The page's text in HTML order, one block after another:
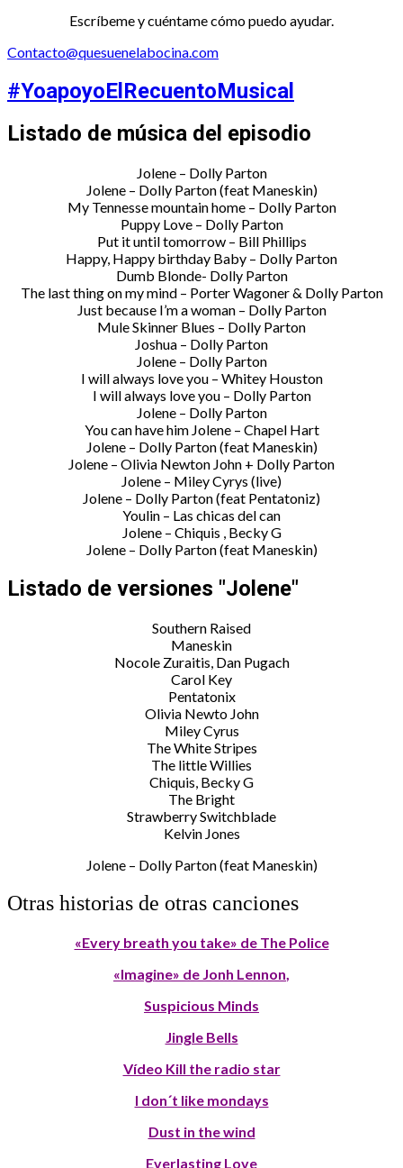
Escríbeme y cuéntame cómo puedo ayudar.
Contacto@quesuenelabocina.com
#YoapoyoElRecuentoMusical
Listado de música del episodio
Jolene – Dolly Parton
Jolene – Dolly Parton (feat Maneskin)
My Tennesse mountain home – Dolly Parton
Puppy Love – Dolly Parton
Put it until tomorrow – Bill Phillips
Happy, Happy birthday Baby – Dolly Parton
Dumb Blonde- Dolly Parton
The last thing on my mind – Porter Wagoner & Dolly Parton
Just because I’m a woman – Dolly Parton
Mule Skinner Blues – Dolly Parton
Joshua – Dolly Parton
Jolene – Dolly Parton
I will always love you – Whitey Houston
I will always love you – Dolly Parton
Jolene – Dolly Parton
You can have him Jolene – Chapel Hart
Jolene – Dolly Parton (feat Maneskin)
Jolene – Olivia Newton John + Dolly Parton
Jolene – Miley Cyrys (live)
Jolene – Dolly Parton (feat Pentatoniz)
Youlin – Las chicas del can
Jolene – Chiquis , Becky G
Jolene – Dolly Parton (feat Maneskin)
Listado de versiones "Jolene"
Southern Raised
Maneskin
Nocole Zuraitis, Dan Pugach
Carol Key
Pentatonix
Olivia Newto John
Miley Cyrus
The White Stripes
The little Willies
Chiquis, Becky G
The Bright
Strawberry Switchblade
Kelvin Jones
Jolene – Dolly Parton (feat Maneskin)
Otras historias de otras canciones
«Every breath you take» de The Police
«Imagine» de Jonh Lennon,
Suspicious Minds
Jingle Bells
Vídeo Kill the radio star
I don´t like mondays
Dust in the wind
Everlasting Love